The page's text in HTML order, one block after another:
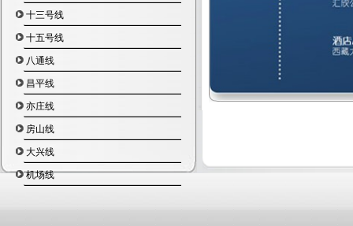
张自忠路
东四
灯市口
东单
崇文门
磁器口
天坛东门
蒲黄榆
刘家窑
宋家庄
十三号线
十五号线
八通线
昌平线
亦庄线
房山线
大兴线
机场线